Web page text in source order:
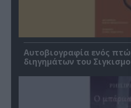
Αυτοβιογραφία ενός
διηγημάτων του